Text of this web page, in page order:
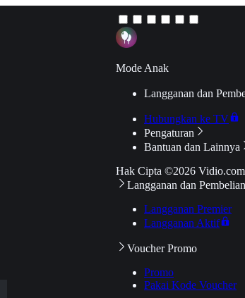
Mode Anak
Langganan dan
Hubungkan ke TV
Pengaturan
Bantuan dan Lainnya
Hak Cipta ©2026 Vidio.com
Langganan dan Pembelian
Langganan Premier
Langganan Aktif
Voucher Promo
Promo
Pakai Kode Voucher